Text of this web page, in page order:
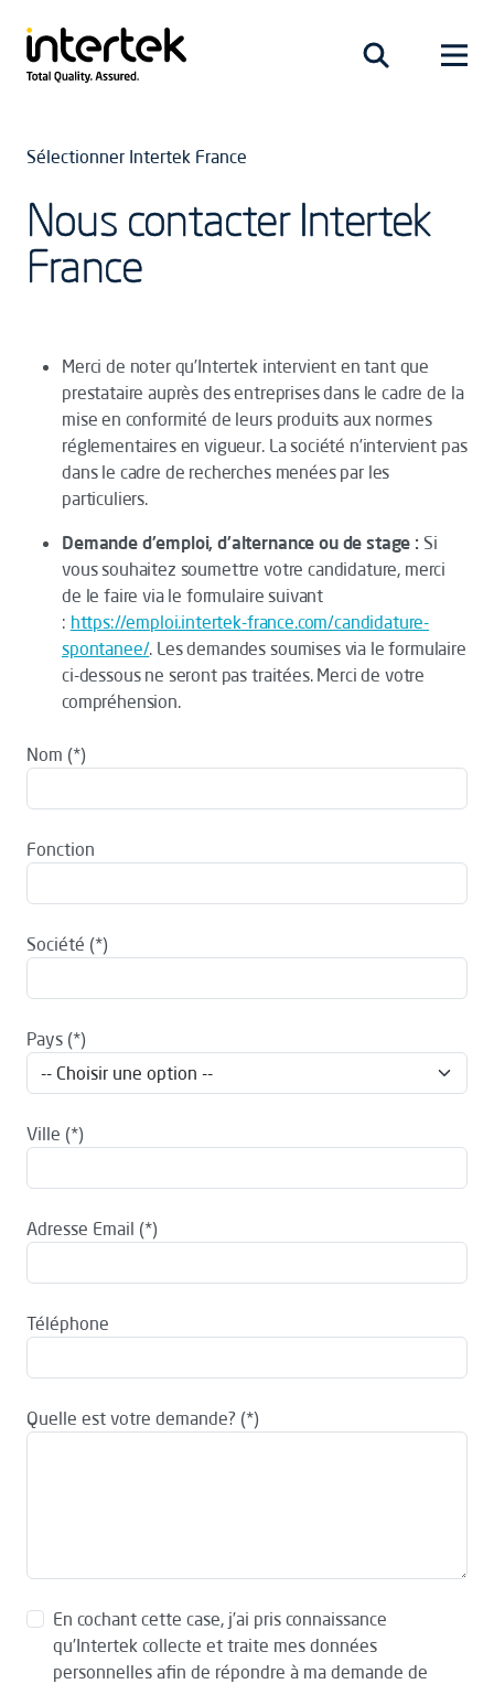
Sélectionner Intertek France
Nous contacter Intertek
France
Merci de noter qu’Intertek intervient en tant que
prestataire auprès des entreprises dans le cadre de la
mise en conformité de leurs produits aux normes
réglementaires en vigueur. La société n’intervient pas
dans le cadre de recherches menées par les
particuliers.
Demande d'emploi, d'alternance ou de stage : Si
vous souhaitez soumettre votre candidature, merci
de le faire via le formulaire suivant
: https://emploi.intertek-france.com/candidature-
spontanee/. Les demandes soumises via le formulaire
ci-dessous ne seront pas traitées. Merci de votre
compréhension.
Nom
Fonction
Société
Pays
Ville
Adresse Email
Téléphone
Quelle est votre demande?
En cochant cette case, j’ai pris connaissance
qu’Intertek collecte et traite mes données
personnelles afin de répondre à ma demande de